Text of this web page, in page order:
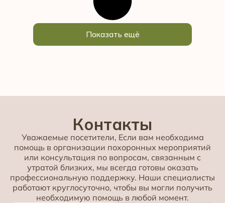
Показать ещё
Контакты
Уважаемые посетители, Если вам необходима
помощь в организации похоронных мероприятий
или консультация по вопросам, связанным с
утратой близких, мы всегда готовы оказать
профессиональную поддержку. Наши специалисты
работают круглосуточно, чтобы вы могли получить
необходимую помощь в любой момент.